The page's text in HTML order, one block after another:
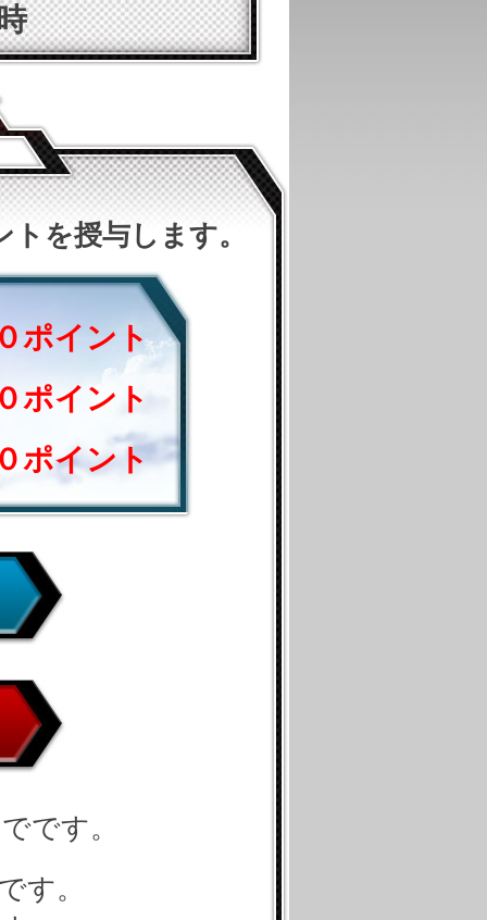
を授与します。
ポイント
ポイント
ポイント
です。
す。